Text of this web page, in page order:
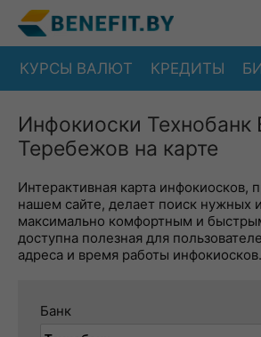
КУРСЫ ВАЛЮТ КРЕДИТЫ
Инфокиоски Технобанк
Теребежов на карте
Интерактивная карта инфокиосков,
нашем сайте, делает поиск нужных
максимально комфортным и
доступна полезная для
адреса и время работы инфокиосков.
Банк